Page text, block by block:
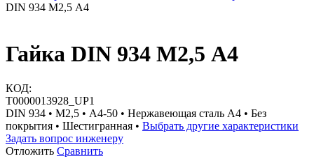
DIN 934 М2,5 А4
Гайка DIN 934 М2,5 А4
КОД:
Т0000013928_UP1
DIN 934 • М2,5 • A4-50 • Нержавеющая сталь A4 • Без
покрытия • Шестигранная • Выбрать другие характеристики
Задать вопрос инженеру
Отложить Сравнить